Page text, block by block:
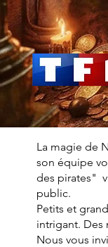
La magie de
son équipe
des pirates"
public.
Petits et
intrigant.
Nous vous